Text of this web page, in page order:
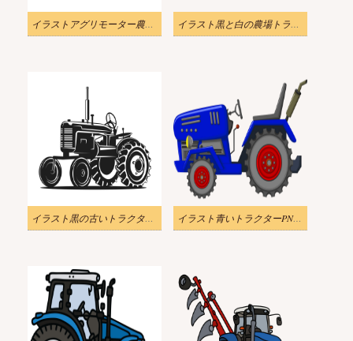
イラストアグリモーター農業トラクターpng イラスト黒と白の農場トラクター PNG 透明
イラスト黒の古いトラクターのシルエット PNG イラスト青いトラクターPNG透明